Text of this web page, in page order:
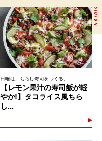
2026.8.9
日曜は、ちらし寿司をつくる。
【レモン果汁の寿司飯が軽
やか!】タコライス風ちら
し...